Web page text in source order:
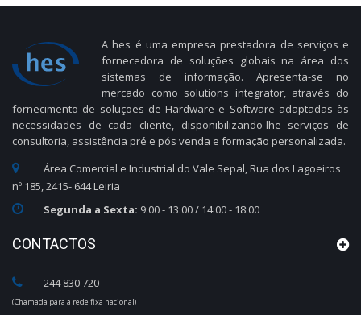
A hes é uma empresa prestadora de serviços e
fornecedora de soluções globais na área dos
sistemas de informação. Apresenta-se no
mercado como solutions integrator, através do
fornecimento de soluções de Hardware e Software adaptadas às
necessidades de cada cliente, disponibilizando-lhe serviços de
consultoria, assistência pré e pós venda e formação personalizada.
Área Comercial e Industrial do Vale Sepal, Rua dos Lagoeiros
nº 185, 2415- 644 Leiria
Segunda a Sexta: 9:00 - 13:00 / 14:00 - 18:00
CONTACTOS
244 830 720
(Chamada para a rede fixa nacional)